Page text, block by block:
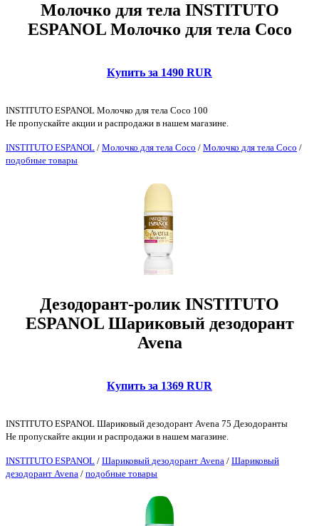
Молочко для тела INSTITUTO
ESPANOL Молочко для тела Coco
Купить за 1490 RUR
INSTITUTO ESPANOL Молочко для тела Coco 100
Не пропускайте акции и распродажи в нашем магазине.
INSTITUTO ESPANOL / Молочко для тела Coco / Молочко для тела Coco /
подобные товары
Дезодорант-ролик INSTITUTO
ESPANOL Шариковый дезодорант
Avena
Купить за 1369 RUR
INSTITUTO ESPANOL Шариковый дезодорант Avena 75 Дезодоранты
Не пропускайте акции и распродажи в нашем магазине.
INSTITUTO ESPANOL / Шариковый дезодорант Avena / Шариковый
дезодорант Avena / подобные товары